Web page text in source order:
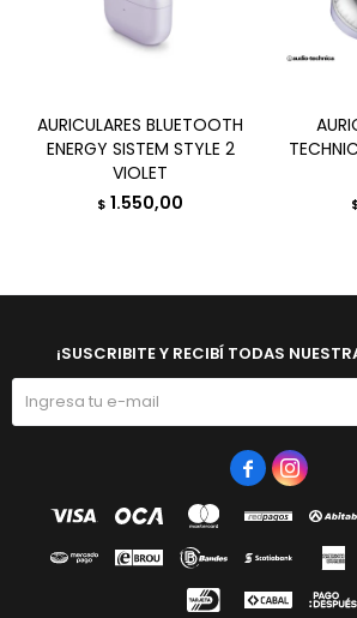
AURICULARES BLUETOOTH
ENERGY SISTEM STYLE 2
VIOLET
$ 1.550,00
¡SUSCRIBITE Y RECIBÍ TODAS
 